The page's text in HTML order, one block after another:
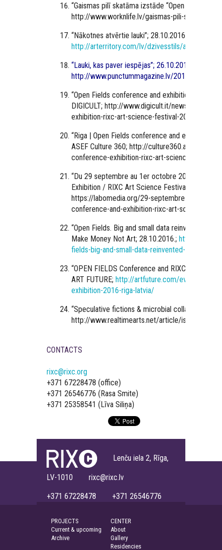
“Gaismas pilī skatāma izstāde “Open Fields””;
http://www.worknlife.lv/gaismas-pili-skatama-
“Nākotnes atvērtie lauki”; 28.10.2016; Arterritory;
http://arterritory.com/lv/dzivesstils/atklasanas/
“Lauki, kas paver iespējas”; 26.10.2016;
http://www.punctummagazine.lv/2016/10/26/
“Open Fields conference and exhibition: RIXC
DIGICULT; http://www.digicult.it/news-agenda/
exhibition-rixc-art-science-festival-2016/
“Riga | Open Fields conference and exhibition at
ASEF Culture 360; http://culture360.asef.org/
conference-exhibition-rixc-art-science-festival/
“Du 29 septembre au 1er octobre 2016 : OPEN
Exhibition / RIXC Art Science Festival – Riga
https://labomedia.org/29-septembre-1er-
conference-and-exhibition-rixc-art-science-
“Open Fields. Big and small data reinvented by
Make Money Not Art; 28.10.2016.; http://we-
fields-big-and-small-data-reinvented-by-flies-
“OPEN FIELDS Conference and RIXC Festival
ART FUTURE; http://artfuture.com/event/open-
exhibition-2016-riga-latvia/
“Speculative fictions & microbial
http://www.realtimearts.net/article/issue135/
CONTACTS
rixc@rixc.org
+371 67228478 (office)
+371 26546776 (Rasa Smite)
+371 25358541 (Līva Siliņa)
Lenču iela 2, Rīga,
LV-1010 rixc@rixc.lv
+371 67228478 +371 26546776
PROJECTS
Current & upcoming
Archive
CENTER
About
Gallery
Residencies